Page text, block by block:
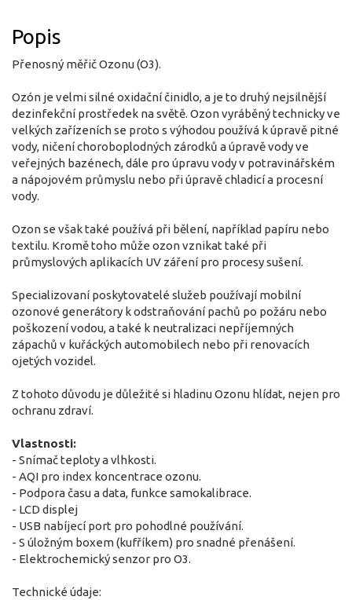
Popis
Přenosný měřič Ozonu (O3).
Ozón je velmi silné oxidační činidlo, a je to druhý nejsilnější
dezinfekční prostředek na světě. Ozon vyráběný technicky ve
velkých zařízeních se proto s výhodou používá k úpravě pitné
vody, ničení choroboplodných zárodků a úpravě vody ve
veřejných bazénech, dále pro úpravu vody v potravinářském
a nápojovém průmyslu nebo při úpravě chladicí a procesní
vody.
Ozon se však také používá při bělení, například papíru nebo
textilu. Kromě toho může ozon vznikat také při
průmyslových aplikacích UV záření pro procesy sušení.
Specializovaní poskytovatelé služeb používají mobilní
ozonové generátory k odstraňování pachů po požáru nebo
poškození vodou, a také k neutralizaci nepříjemných
zápachů v kuřáckých automobilech nebo při renovacích
ojetých vozidel.
Z tohoto důvodu je důležité si hladinu Ozonu hlídat, nejen pro
ochranu zdraví.
Vlastnosti:
- Snímač teploty a vlhkosti.
- AQI pro index koncentrace ozonu.
- Podpora času a data, funkce samokalibrace.
- LCD displej
- USB nabíjecí port pro pohodlné používání.
- S úložným boxem (kufříkem) pro snadné přenášení.
- Elektrochemický senzor pro O3.
Technické údaje: